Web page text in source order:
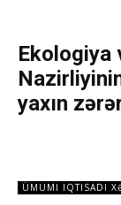
Ekologiya
yaxın
ÜMUMI IQTISADI